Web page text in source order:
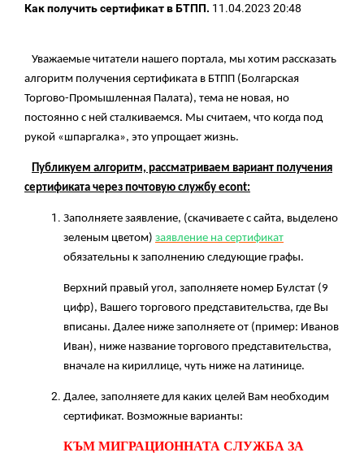
Как получить сертификат в БТПП. 11.04.2023 20:48
Уважаемые читатели нашего портала, мы хотим рассказать
алгоритм получения сертификата в БТПП (Болгарская
Торгово-Промышленная Палата), тема не новая, но
постоянно с ней сталкиваемся. Мы считаем, что когда под
рукой «шпаргалка», это упрощает жизнь.
Публикуем алгоритм, рассматриваем вариант получения
сертификата через почтовую службу econt:
Заполняете заявление, (скачиваете с сайта, выделено
зеленым цветом) заявление на сертификат
обязательны к заполнению следующие графы.
Верхний правый угол, заполняете номер Булстат (9
цифр), Вашего торгового представительства, где Вы
вписаны. Далее ниже заполняете от (пример: Иванов
Иван), ниже название торгового представительства,
вначале на кириллице, чуть ниже на латинице.
Далее, заполняете для каких целей Вам необходим
сертификат. Возможные варианты:
КЪМ МИГРАЦИОННАТА СЛУЖБА ЗА